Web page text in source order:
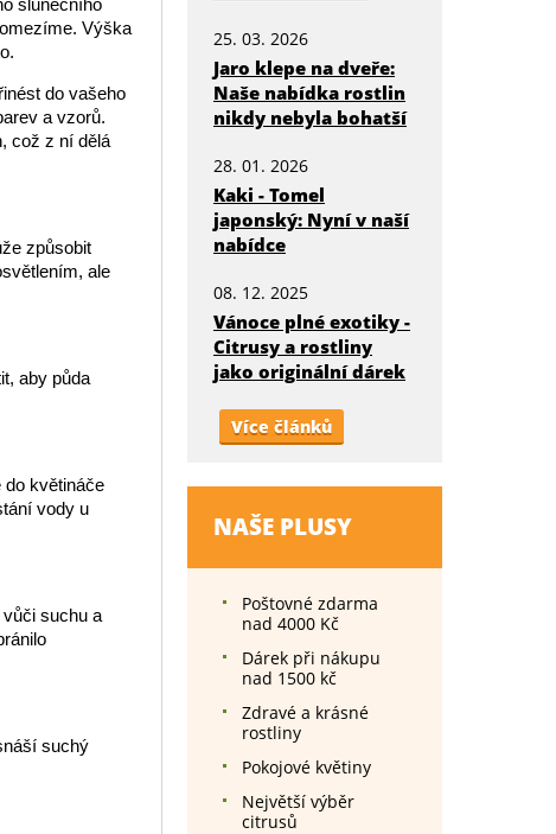
slunečního
Výška
do vašeho
a vzorů.
což z ní dělá
způsobit
ale
aby půda
do květináče
vody u
suchu a
suchý
25. 03. 2026
Jaro klepe na dveře:
Naše nabídka rostlin
nikdy nebyla bohatší
28. 01. 2026
Kaki - Tomel
japonský: Nyní v naší
nabídce
08. 12. 2025
Vánoce plné exotiky -
Citrusy a rostliny
jako originální dárek
Více článků
NAŠE PLUSY
Poštovné zdarma
nad 4000 Kč
Dárek při nákupu
nad 1500 kč
Zdravé a krásné
rostliny
Pokojové květiny
Největší výběr
citrusů